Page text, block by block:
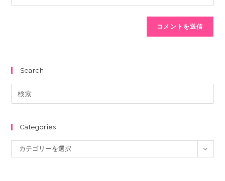
Search
Categories
カテゴリーを選択